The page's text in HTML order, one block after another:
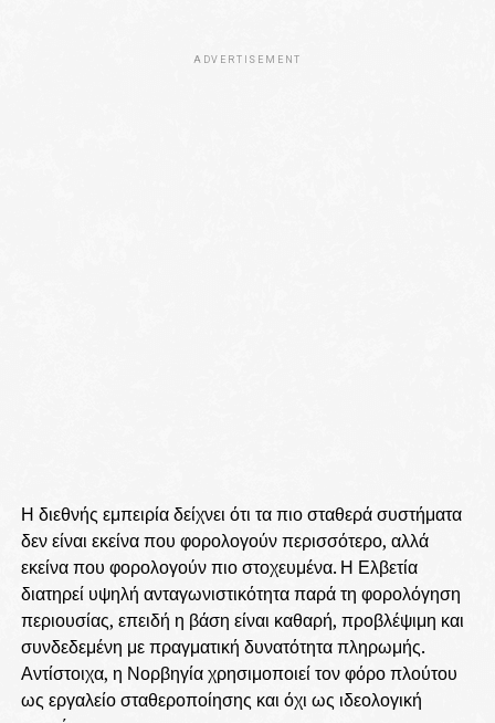
ADVERTISEMENT
Η διεθνής εμπειρία δείχνει ότι τα πιο σταθερά συστήματα
δεν είναι εκείνα που φορολογούν περισσότερο, αλλά
εκείνα που φορολογούν πιο στοχευμένα. Η Ελβετία
διατηρεί υψηλή ανταγωνιστικότητα παρά τη φορολόγηση
περιουσίας, επειδή η βάση είναι καθαρή, προβλέψιμη και
συνδεδεμένη με πραγματική δυνατότητα πληρωμής.
Αντίστοιχα, η Νορβηγία χρησιμοποιεί τον φόρο πλούτου
ως εργαλείο σταθεροποίησης και όχι ως ιδεολογική